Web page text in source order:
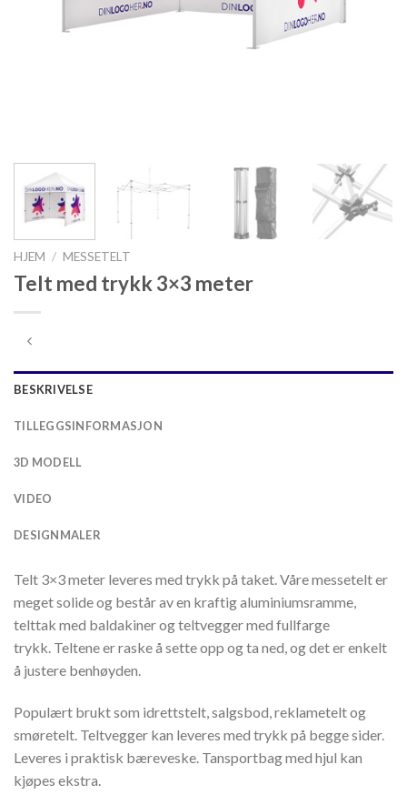
HJEM / MESSETELT
Telt med trykk 3×3 meter
BESKRIVELSE
TILLEGGSINFORMASJON
3D MODELL
VIDEO
DESIGNMALER
Telt 3×3 meter leveres med trykk på taket. Våre messetelt er
meget solide og består av en kraftig aluminiumsramme,
telttak med baldakiner og teltvegger med fullfarge
trykk. Teltene er raske å sette opp og ta ned, og det er enkelt
å justere benhøyden.
Populært brukt som idrettstelt, salgsbod, reklametelt og
smøretelt. Teltvegger kan leveres med trykk på begge sider.
Leveres i praktisk bæreveske. Tansportbag med hjul kan
kjøpes ekstra.